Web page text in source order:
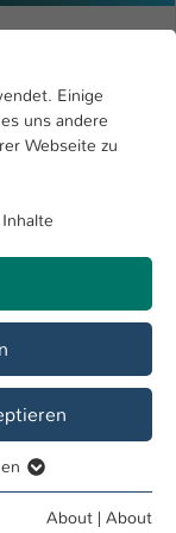
4 submenu
und
Einige
uns andere
Webseite zu
Funktionen
About | About